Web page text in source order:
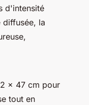
d'intensité
diffusée, la
x 47 cm pour
tout en